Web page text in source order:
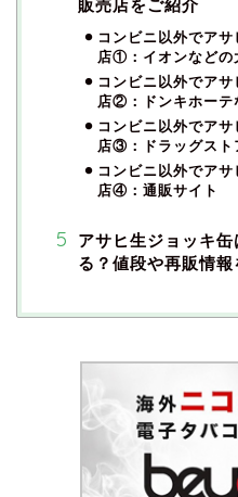
販売店をご紹介
コンビニ以外でア
店①：イオンなどの
コンビニ以外でア
店②：ドンキホーテ
コンビニ以外でア
店③：ドラッグスト
コンビニ以外でア
店④：通販サイト
アサヒ生ジョッキ
る？値段や再販情